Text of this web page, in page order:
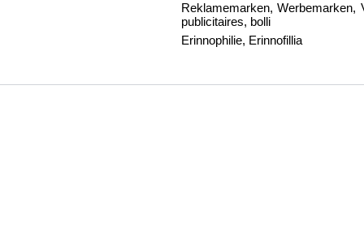
Reklamemarken, Werbemarken,
publicitaires, bolli
Erinnophilie, Erinnofillia